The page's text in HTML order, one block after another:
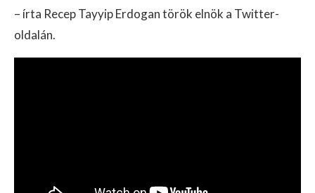
– írta Recep Tayyip Erdogan török elnök a Twitter-
oldalán.